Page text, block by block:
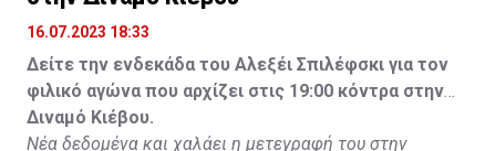
16.07.2023 18:33
Δείτε την ενδεκάδα του Αλεξέι Σπιλέφσκι για τον
φιλικό αγώνα που αρχίζει στις 19:00 κόντρα στην
Διναμό Κιέβου.
Νέα δεδομένα και χαλάει η μετεγραφή του στην